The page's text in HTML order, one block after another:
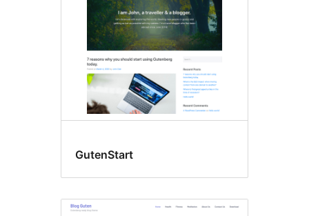
GutenStart